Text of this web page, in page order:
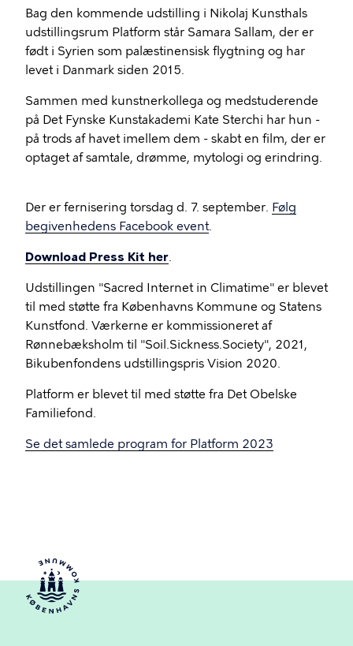
Bag den kommende udstilling i Nikolaj Kunsthals
udstillingsrum Platform står Samara Sallam, der er
født i Syrien som palæstinensisk flygtning og har
levet i Danmark siden 2015.
Sammen med kunstnerkollega og medstuderende
på Det Fynske Kunstakademi Kate Sterchi har hun -
på trods af havet imellem dem - skabt en film, der er
optaget af samtale, drømme, mytologi og erindring.
Der er fernisering torsdag d. 7. september. Følg
begivenhedens Facebook event.
Download Press Kit her.
Udstillingen "Sacred Internet in Climatime" er blevet
til med støtte fra Københavns Kommune og Statens
Kunstfond. Værkerne er kommissioneret af
Rønnebæksholm til "Soil.Sickness.Society", 2021,
Bikubenfondens udstillingspris Vision 2020.
Platform er blevet til med støtte fra Det Obelske
Familiefond.
Se det samlede program for Platform 2023